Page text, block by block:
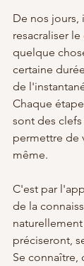
De nos jours,
resacraliser
quelque
certaine
de
Chaque
sont des
permettre de
même.
C'est par
de la
préciseront,
Se connaître,